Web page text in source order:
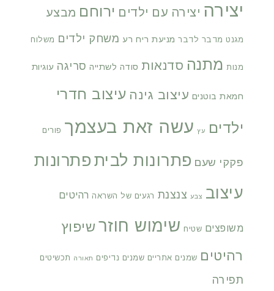
יצירה יצירה עם ילדים ירוחם מבצע
מגנט מדבר לדבר מניעת ריח רע משחק ילדים משלוח
מנות מתנה סדנאות סודה לשתייה סריגה עוגיות
חמאת בוטנים עיצוב גינה עיצוב חדרי
ילדים עץ עשה זאת בעצמך פורים
פקקי שעם פתרונות לבית פתרונות
עיצוב צבע צנצנת רגעים של השראה רהיטים
משופצים שטיח שימוש חוזר שיפוץ
רהיטים שמנים אתריים שמנים נדיפים תאורה תכשיטים
תפירה